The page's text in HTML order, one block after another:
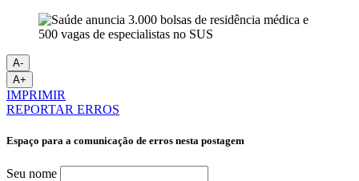
A-
A+
IMPRIMIR
REPORTAR ERROS
Espaço para a comunicação de erros nesta postagem
Seu nome